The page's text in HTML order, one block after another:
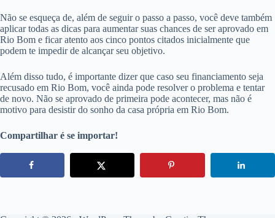
Não se esqueça de, além de seguir o passo a passo, você deve também
aplicar todas as dicas para aumentar suas chances de ser aprovado em
Rio Bom e ficar atento aos cinco pontos citados inicialmente que
podem te impedir de alcançar seu objetivo.
Além disso tudo, é importante dizer que caso seu financiamento seja
recusado em Rio Bom, você ainda pode resolver o problema e tentar
de novo. Não se aprovado de primeira pode acontecer, mas não é
motivo para desistir do sonho da casa própria em Rio Bom.
Compartilhar é se importar!